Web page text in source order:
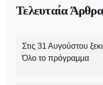
Τελευταία Άρθρα
Στις 31 Αυγούστου
Όλο το πρόγραμμα